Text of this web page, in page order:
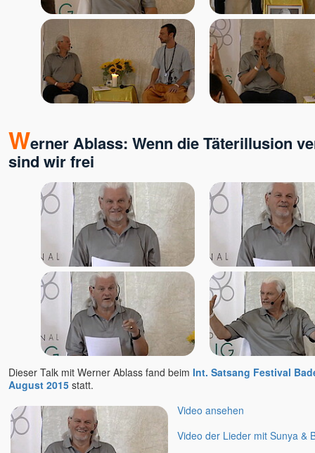
Werner Ablass: Wenn die Täterillusion
sind wir frei
Dieser Talk mit Werner Ablass fand beim Int. Satsang Festival
August 2015 statt.
Video ansehen
Video der Lieder mit Sunya &